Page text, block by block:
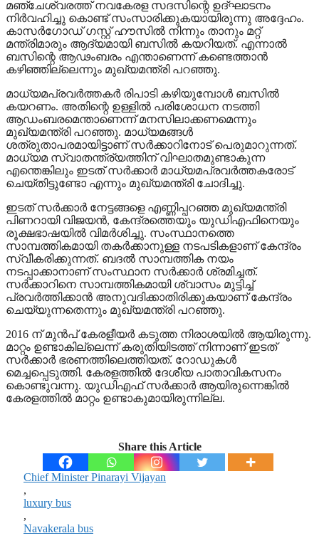
മഞ്ചേശ്വരത്ത് നവകേരള സദസിന്റെ ഉദ്ഘാടനം
നിര്‍വഹിച്ചു കൊണ്ട് സംസാരിക്കുകയായിരുന്നു അദ്ദേഹം.
കാസര്‍ഗോഡ് ഗസ്റ്റ് ഹൗസില്‍ നിന്നും താനും മറ്റ്
മന്ത്രിമാരും ആദ്യമായി ബസില്‍ കയറിയത്. എന്നാൽ
ബസിന്റെ ആഢംബരം എന്താണെന്ന് കണ്ടെത്താൻ
കഴിഞ്ഞില്ലെന്നും മുഖ്യമന്ത്രി പറഞ്ഞു.
മാധ്യമപ്രവര്‍ത്തകര്‍ രിപാടി കഴിയുമ്പോള്‍ ബസില്‍
കയറണം. അതിന്റെ ഉള്ളില്‍ പരിശോധന നടത്തി
ആഡംബരമെന്താണെന്ന് മനസിലാക്കണമെന്നും
മുഖ്യമന്ത്രി പറഞ്ഞു. മാധ്യമങ്ങൾ
ശത്രുതാപരമായിട്ടാണ് സർക്കാറിനോട് പെരുമാറുന്നത്.
മാധ്യമ സ്വാതന്ത്ര്യത്തിന് വിഘാതമുണ്ടാകുന്ന
എന്തെങ്കിലും ഇടത് സർക്കാർ മാധ്യമപ്രവർത്തകരോട്
ചെയ്തിട്ടുണ്ടോ എന്നും മുഖ്യമന്ത്രി ചോദിച്ചു.
ഇടത് സർക്കാർ നേട്ടങ്ങളെ എണ്ണിപ്പറഞ്ഞ മുഖ്യമന്ത്രി
പിണറായി വിജയൻ, കേന്ദ്രത്തെയും യുഡിഎഫിനെയും
രൂക്ഷഭാഷയിൽ വിമർശിച്ചു. സംസ്ഥാനത്തെ
സാമ്പത്തികമായി തകർക്കാനുള്ള നടപടികളാണ് കേന്ദ്രം
സ്വീകരിക്കുന്നത്. ബദൽ സാമ്പത്തിക നയം
നടപ്പാക്കാനാണ് സംസ്ഥാന സർക്കാർ ശ്രമിച്ചത്.
സർക്കാറിനെ സാമ്പത്തികമായി ശ്വാസം മുട്ടിച്ച്
പ്രവർത്തിക്കാൻ അനുവദിക്കാതിരിക്കുകയാണ് കേന്ദ്രം
ചെയ്യുന്നതെന്നും മുഖ്യമന്ത്രി പറഞ്ഞു.
2016 ന് മുൻപ് കേരളീയർ കടുത്ത നിരാശയിൽ ആയിരുന്നു.
മാറ്റം ഉണ്ടാകില്ലെന്ന് കരുതിയിടത്ത് നിന്നാണ് ഇടത്
സർക്കാർ ഭരണത്തിലെത്തിയത്. റോഡുകൾ
മെച്ചപ്പെടുത്തി. കേരളത്തിൽ ദേശീയ പാതാവികസനം
കൊണ്ടുവന്നു. യുഡിഎഫ് സർക്കാർ ആയിരുന്നെങ്കിൽ
കേരളത്തിൽ മാറ്റം ഉണ്ടാകുമായിരുന്നില്ല.
Share this Article
Chief Minister Pinarayi Vijayan
,
luxury bus
,
Navakerala bus